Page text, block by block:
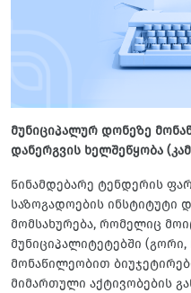
მუნიციპალურ დონეზე
დანერგვის ხელშეწყობა
წინამდებარე ტენდერის
საზოგადოების ინსტიტუტი
მომსახურება, რომელიც
მუნიციპალიტეტებში
მონაწილეობით
მიმართული აქტივობების